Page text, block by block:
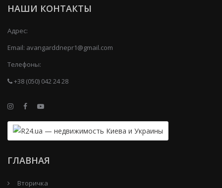
НАШИ КОНТАКТЫ
Адрес:
Email: avangarddnepr1@gmail.com
Телефоны:
+38 (050) 042 24 28
ГЛАВНАЯ
Вторичка